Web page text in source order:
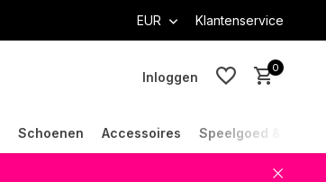
EUR Klantenservice
Inloggen
0
Schoenen Accessoires Speelgoed &